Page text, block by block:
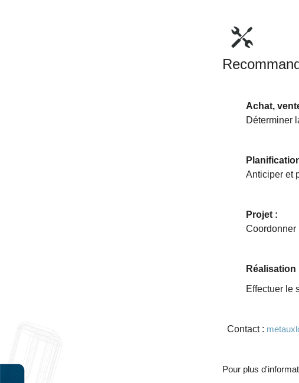
Achat,
Déterminer
Anticiper et
Projet :
Coordonner
Réalisation
Effectuer le
Contact :
Pour plus